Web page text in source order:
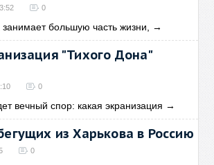
0
занимает большую часть жизни, →
"Тихого Дона"
0
вечный спор: какая экранизация →
из Харькова в Россию
0